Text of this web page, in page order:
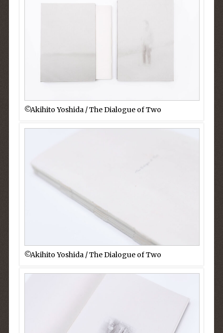
©︎Akihito Yoshida / The Dialogue of Two
©︎Akihito Yoshida / The Dialogue of Two